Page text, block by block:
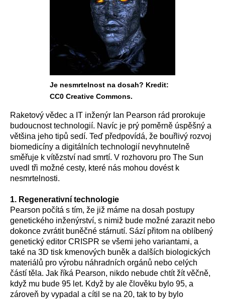
Je nesmrtelnost na dosah? Kredit:
CC0 Creative Commons.
Raketový vědec a IT inženýr Ian Pearson rád prorokuje
budoucnost technologií. Navíc je prý poměrně úspěšný a
většina jeho tipů sedí. Teď předpovídá, že bouřlivý rozvoj
biomedicíny a digitálních technologií nevyhnutelně
směřuje k vítězství nad smrtí. V rozhovoru pro The Sun
uvedl tři možné cesty, které nás mohou dovést k
nesmrtelnosti.
1. Regenerativní technologie
Pearson počítá s tím, že již máme na dosah postupy
genetického inženýrství, s nimiž bude možné zarazit nebo
dokonce zvrátit buněčné stárnutí. Sází přitom na oblíbený
genetický editor CRISPR se všemi jeho variantami, a
také na 3D tisk kmenových buněk a dalších biologických
materiálů pro výrobu náhradních orgánů nebo celých
částí těla. Jak říká Pearson, nikdo nebude chtít žít věčně,
když mu bude 95 let. Když by ale člověku bylo 95, a
zároveň by vypadal a cítil se na 20, tak to by bylo